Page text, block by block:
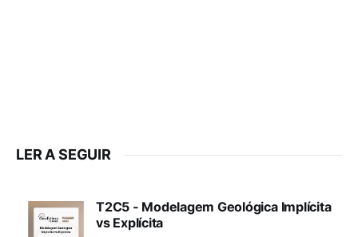
LER A SEGUIR
T2C5 - Modelagem Geológica Implícita
vs Explícita